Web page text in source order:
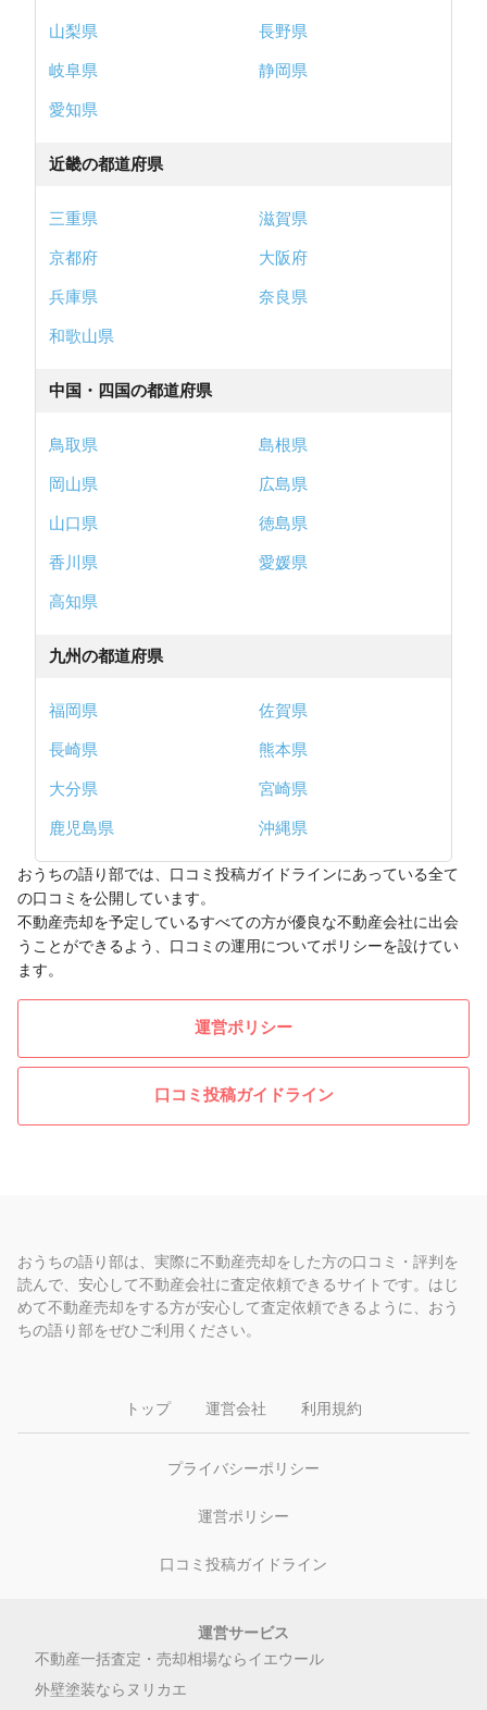
山梨県
長野県
岐阜県
静岡県
愛知県
近畿の都道府県
三重県
滋賀県
京都府
大阪府
兵庫県
奈良県
和歌山県
中国・四国の都道府県
鳥取県
島根県
岡山県
広島県
山口県
徳島県
香川県
愛媛県
高知県
九州の都道府県
福岡県
佐賀県
長崎県
熊本県
大分県
宮崎県
鹿児島県
沖縄県
おうちの語り部では、口コミ投稿ガイドラインにあっている全て
の口コミを公開しています。
不動産売却を予定しているすべての方が優良な不動産会社に出会
うことができるよう、口コミの運用についてポリシーを設けてい
ます。
運営ポリシー
口コミ投稿ガイドライン
おうちの語り部は、実際に不動産売却をした方の口コミ・評判を
読んで、安心して不動産会社に査定依頼できるサイトです。はじ
めて不動産売却をする方が安心して査定依頼できるように、おう
ちの語り部をぜひご利用ください。
トップ 運営会社 利用規約
プライバシーポリシー
運営ポリシー
口コミ投稿ガイドライン
運営サービス
不動産一括査定・売却相場ならイエウール
外壁塗装ならヌリカエ